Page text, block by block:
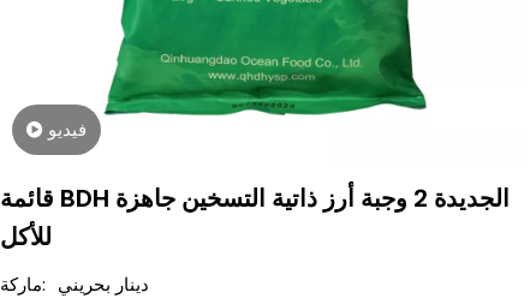
فيديو
قائمة BDH الجديدة 2 وجبة أرز ذاتية التسخين جاهزة
للأكل
ماركة: دينار بحريني